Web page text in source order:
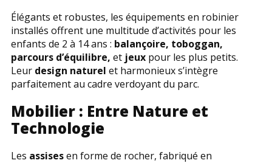
Élégants et robustes, les équipements en robinier
installés offrent une multitude d’activités pour les
enfants de 2 à 14 ans : balançoire, toboggan,
parcours d’équilibre, et jeux pour les plus petits.
Leur design naturel et harmonieux s’intègre
parfaitement au cadre verdoyant du parc.
Mobilier : Entre Nature et
Technologie
Les assisesen forme de rocher, fabriqué en